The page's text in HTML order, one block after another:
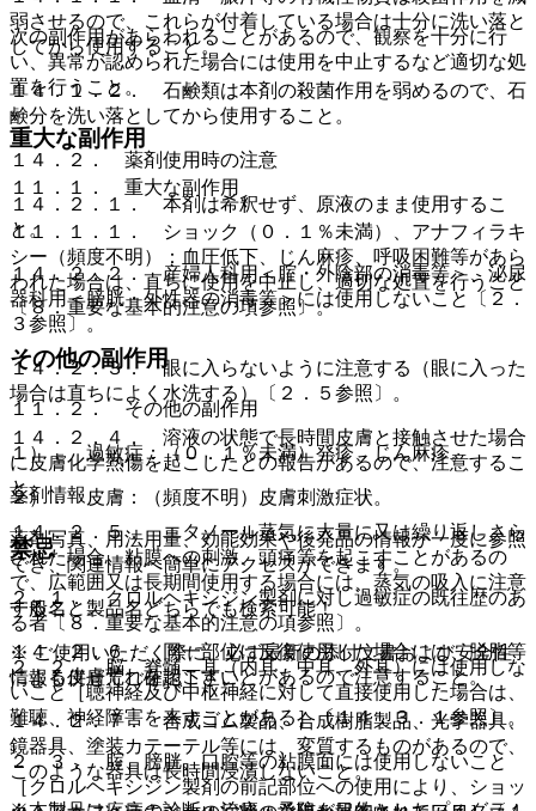
弱させるので、これらが付着している場合は十分に洗い落と
してから使用すること。
１４．１．２． 石鹸類は本剤の殺菌作用を弱めるので、石
鹸分を洗い落としてから使用すること。
１４．２． 薬剤使用時の注意
１４．２．１． 本剤は希釈せず、原液のまま使用するこ
と。
１４．２．２． 産婦人科用＜腟・外陰部の消毒等＞、泌尿
器科用＜膀胱・外性器の消毒等＞には使用しないこと〔２．
３参照〕。
１４．２．３． 眼に入らないように注意する（眼に入った
場合は直ちによく水洗する）〔２．５参照〕。
１４．２．４． 溶液の状態で長時間皮膚と接触させた場合
に皮膚化学熱傷を起こしたとの報告があるので、注意するこ
と。
１４．２．５． エタノール蒸気に大量に又は繰り返しさら
された場合、粘膜への刺激、頭痛等を起こすことがあるの
で、広範囲又は長期間使用する場合には、蒸気の吸入に注意
すること。
１４．２．６． 同一部位に反復使用した場合には、脱脂等
による皮膚荒れを起こすことがあるので注意すること。
１４．２．７． 合成ゴム製品、合成樹脂製品、光学器具、
鏡器具、塗装カテーテル等には、変質するものがあるので、
このような器具は長時間浸漬しないこと。
次の副作用があらわれることがあるので、観察を十分に行
い、異常が認められた場合には使用を中止するなど適切な処
置を行うこと。
重大な副作用
１１．１． 重大な副作用
１１．１．１． ショック（０．１％未満）、アナフィラキ
シー（頻度不明）：血圧低下、じん麻疹、呼吸困難等があら
われた場合は、直ちに使用を中止し、適切な処置を行うこと
〔８．重要な基本的注意の項参照〕。
その他の副作用
１１．２． その他の副作用
１）． 過敏症：（０．１％未満）発疹、じん麻疹。
２）． 皮膚：（頻度不明）皮膚刺激症状。
禁忌
２．１． クロルヘキシジン製剤に対し過敏症の既往歴のあ
る者〔８．重要な基本的注意の項参照〕。
２．２． 脳、脊髄、耳（内耳、中耳、外耳）には使用しな
いこと［聴神経及び中枢神経に対して直接使用した場合は、
難聴、神経障害を来すことがある］〔１４．３．１参照〕。
２．３． 腟、膀胱、口腔等の粘膜面には使用しないこと
［クロルヘキシジン製剤の前記部位への使用により、ショッ
薬剤情報
薬剤写真、用法用量、効能効果や後発品の情報が一度に参照
でき、関連情報へ簡単にアクセスができます。
一般名、製品名どちらでも検索可能！
※ ご使用いただく際に、必ず最新の添付文書および安全性
情報も併せてご確認下さい。